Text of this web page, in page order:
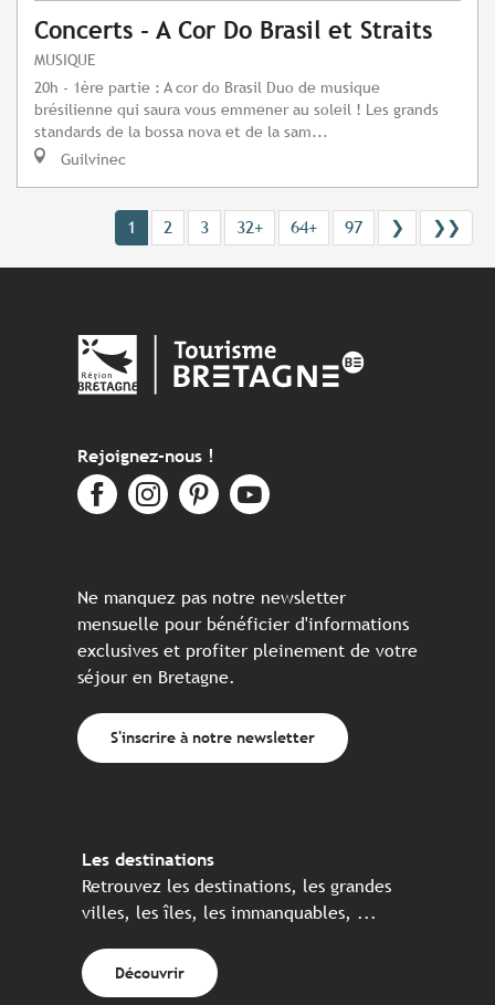
Concerts - A Cor Do Brasil et Straits
MUSIQUE
20h - 1ère partie : A cor do Brasil Duo de musique
brésilienne qui saura vous emmener au soleil ! Les grands
standards de la bossa nova et de la sam...
Guilvinec
1 2 3 32+ 64+ 97 ❯ ❯❯
Rejoignez-nous !
Ne manquez pas notre newsletter
mensuelle pour bénéficier d'informations
exclusives et profiter pleinement de votre
séjour en Bretagne.
S'inscrire à notre newsletter
Les destinations
Retrouvez les destinations, les grandes
villes, les îles, les immanquables, ...
Découvrir